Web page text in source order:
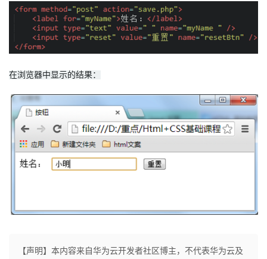
在浏览器中显示的结果：
【声明】本内容来自华为云开发者社区博主，不代表华为云及